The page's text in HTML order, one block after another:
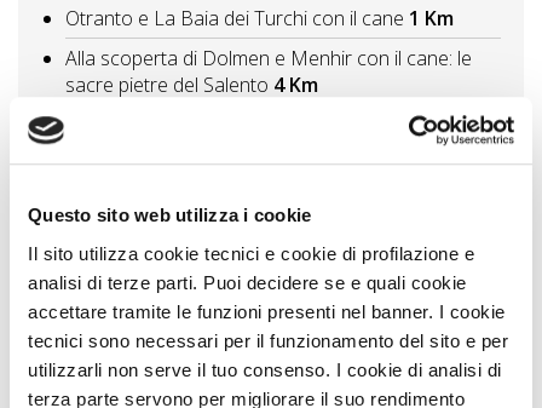
Questo sito web utilizza i cookie
Il sito utilizza cookie tecnici e cookie di profilazione e
analisi di terze parti. Puoi decidere se e quali cookie
accettare tramite le funzioni presenti nel banner. I cookie
tecnici sono necessari per il funzionamento del sito e per
utilizzarli non serve il tuo consenso. I cookie di analisi di
terza parte servono per migliorare il suo rendimento
Otranto e La Baia dei Turchi con il cane 1 Km
Alla scoperta di Dolmen e Menhir con il cane: le
sacre pietre del Salento 4 Km
Vivere gli eventi in Puglia con il cane - la Notte della
Vedi tutti
Itinerari A DOG
Lecce la città e il mare del Salento 31 Km
Vedi tutti